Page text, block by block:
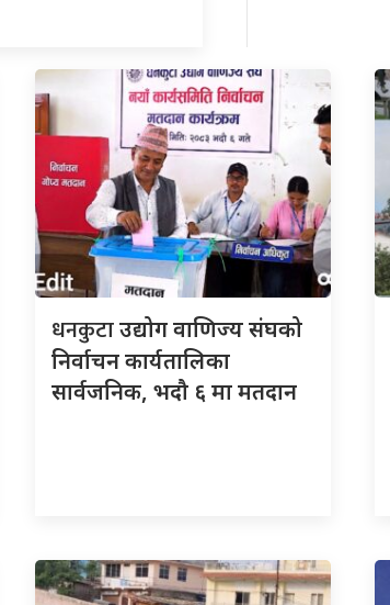
धनकुटाउद्योग वाणिज्य संघको
निर्वाचन कार्यतालिका
सार्वजनिक, भदौ ६ मा मतदान